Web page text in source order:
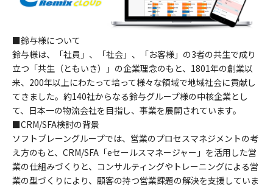
■鈴与様について
鈴与様は、「社員」、「社会」、「お客様」の3者の共生で成り
立つ「共生（ともいき）」の企業理念のもと、1801年の創業以
来、200年以上にわたって培って様々な領域で地域社会に貢献し
てきました。約140社からなる鈴与グループ様の中核企業とし
て、日本一の物流会社を目指し、事業を展開されています。
■CRM/SFA検討の背景
ソフトブレーングループでは、営業のプロセスマネジメントの考
え方のもと、CRM/SFA「eセールスマネージャー」を活用した営
業の仕組みづくりと、コンサルティングやトレーニングによる営
業の型づくりにより、顧客の持つ営業課題の解決を支援していま